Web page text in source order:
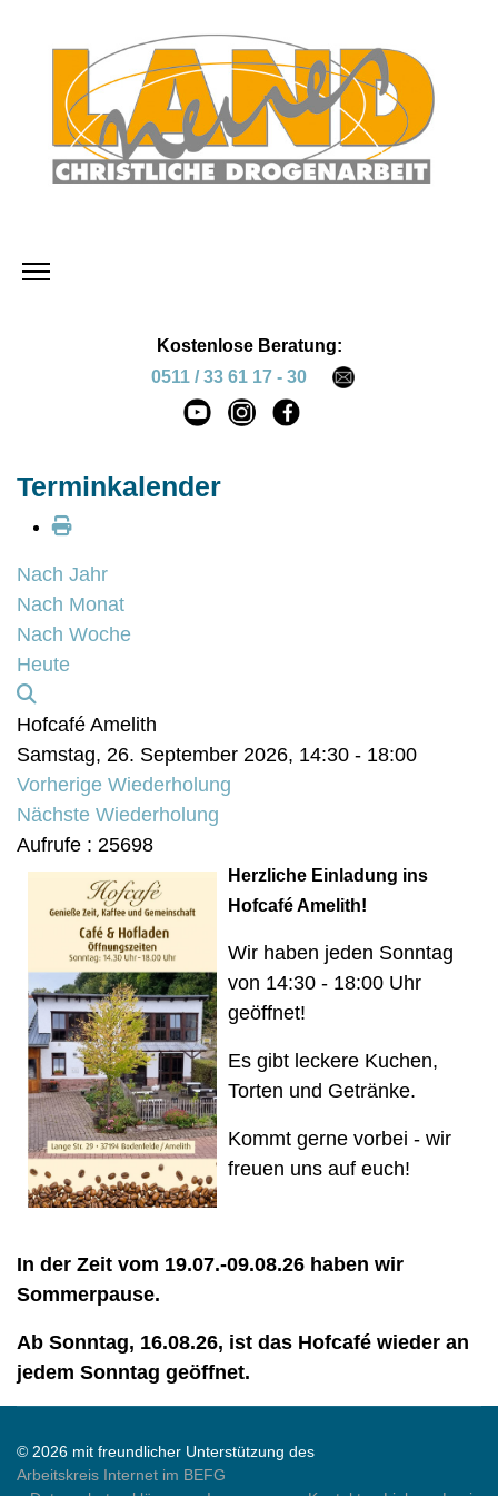
Kostenlose Beratung:
0511 / 33 61 17 - 30
Terminkalender
Nach Jahr
Nach Monat
Nach Woche
Heute
Hofcafé Amelith
Samstag, 26. September 2026, 14:30 - 18:00
Vorherige Wiederholung
Nächste Wiederholung
Aufrufe : 25698
Herzliche Einladung ins
Hofcafé Amelith!
Wir haben jeden Sonntag
von 14:30 - 18:00 Uhr
geöffnet!
Es gibt leckere Kuchen,
Torten und Getränke.
Kommt gerne vorbei - wir
freuen uns auf euch!
In der Zeit vom 19.07.-09.08.26 haben wir
Sommerpause.
Ab Sonntag, 16.08.26, ist das Hofcafé wieder an
jedem Sonntag geöffnet.
© 2026 mit freundlicher Unterstützung des
Arbeitskreis Internet im BEFG